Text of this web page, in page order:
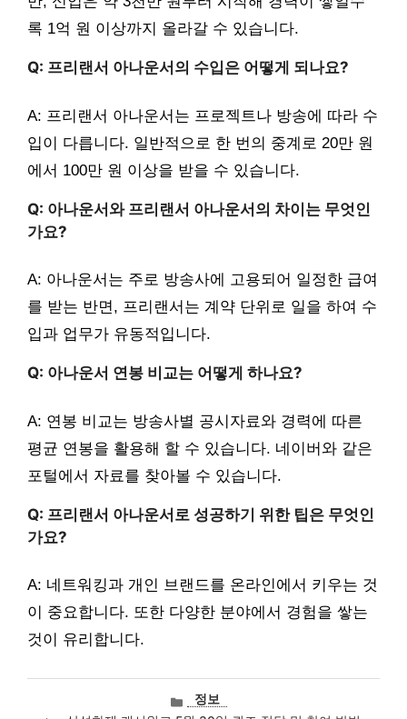
록 1억 원 이상까지 올라갈 수 있습니다.
Q: 프리랜서 아나운서의 수입은 어떻게 되나요?
A: 프리랜서 아나운서는 프로젝트나 방송에 따라 수
입이 다릅니다. 일반적으로 한 번의 중계로 20만 원
에서 100만 원 이상을 받을 수 있습니다.
Q: 아나운서와 프리랜서 아나운서의 차이는 무엇인
가요?
A: 아나운서는 주로 방송사에 고용되어 일정한 급여
를 받는 반면, 프리랜서는 계약 단위로 일을 하여 수
입과 업무가 유동적입니다.
Q: 아나운서 연봉 비교는 어떻게 하나요?
A: 연봉 비교는 방송사별 공시자료와 경력에 따른
평균 연봉을 활용해 할 수 있습니다. 네이버와 같은
포털에서 자료를 찾아볼 수 있습니다.
Q: 프리랜서 아나운서로 성공하기 위한 팁은 무엇인
가요?
A: 네트워킹과 개인 브랜드를 온라인에서 키우는 것
이 중요합니다. 또한 다양한 분야에서 경험을 쌓는
것이 유리합니다.
카
테
정보